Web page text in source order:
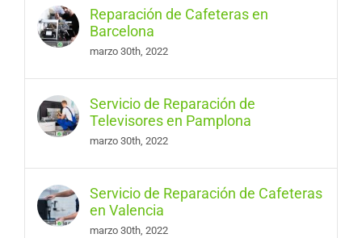
Reparación de Cafeteras en
Barcelona
marzo 30th, 2022
Servicio de Reparación de
Televisores en Pamplona
marzo 30th, 2022
Servicio de Reparación de Cafeteras
en Valencia
marzo 30th, 2022